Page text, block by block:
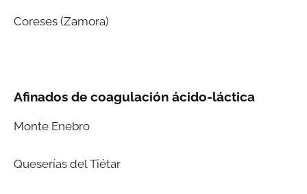
Coreses (Zamora)
Afinados de coagulación ácido-láctica
Monte Enebro
Queserías del Tiétar